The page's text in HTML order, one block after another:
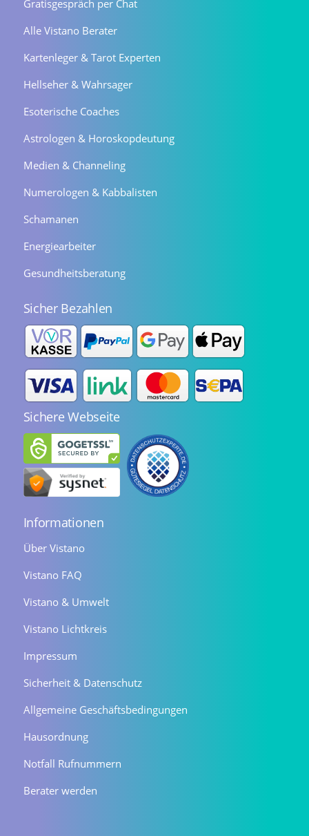
Gratisgespräch per Chat
Alle Vistano Berater
Kartenleger & Tarot Experten
Hellseher & Wahrsager
Esoterische Coaches
Astrologen & Horoskopdeutung
Medien & Channeling
Numerologen & Kabbalisten
Schamanen
Energiearbeiter
Gesundheitsberatung
Sicher Bezahlen
Sichere Webseite
Informationen
Über Vistano
Vistano FAQ
Vistano & Umwelt
Vistano Lichtkreis
Impressum
Sicherheit & Datenschutz
Allgemeine Geschäftsbedingungen
Hausordnung
Notfall Rufnummern
Berater werden